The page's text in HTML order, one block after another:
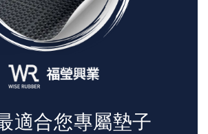
適合您專屬墊子